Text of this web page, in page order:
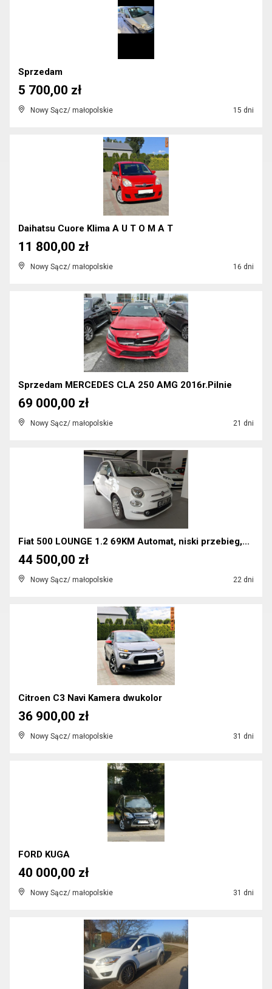
Sprzedam
Nowy Sącz/ małopolskie 15 dni
5 700,00 zł
Daihatsu Cuore Klima A U T O M A T
Nowy Sącz/ małopolskie 16 dni
11 800,00 zł
Sprzedam MERCEDES CLA 250 AMG 2016r.Pilnie
Nowy Sącz/ małopolskie 21 dni
69 000,00 zł
Fiat 500 LOUNGE 1.2 69KM Automat, niski przebieg,...
Nowy Sącz/ małopolskie 22 dni
44 500,00 zł
Citroen C3 Navi Kamera dwukolor
Nowy Sącz/ małopolskie 31 dni
36 900,00 zł
FORD KUGA
Nowy Sącz/ małopolskie 31 dni
40 000,00 zł